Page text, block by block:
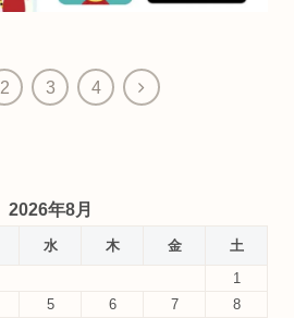
2 3 4
次
2026年8月
水 木 金
土
1
5 6 7
8